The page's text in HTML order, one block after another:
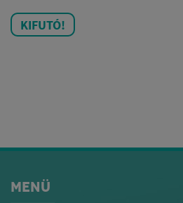
KIFUTÓ!
MENÜ